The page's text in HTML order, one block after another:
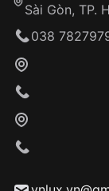
Khách
Từ khóa SEO:
Sài Gòn, TP.
038